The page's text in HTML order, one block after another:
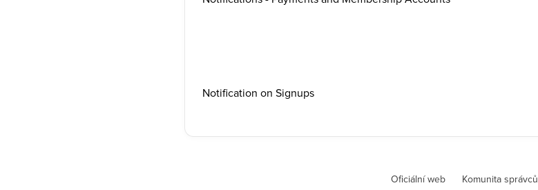
Notification on Signups
Oficiální web Komunita správců